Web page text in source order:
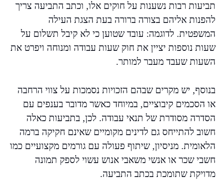
תביעות רבות נשענות על חוקים אלו, וכתב התביעה צריך
להפנות אליהם בצורה ברורה בעת הצגת העילה
המשפטית. לדוגמה: עובד שטוען כי לא קיבל תשלום על
שעות נוספות יציין את חוק שעות עבודה ומנוחה ויפרט את
השעות שעבד מעבר למותר.
בנוסף, יש מקרים שבהם הזכויות נסמכות על צווי הרחבה
או הסכמים קיבוציים, במיוחד כאשר מדובר בענפים עם
הסדרה מסודרת של תנאי עבודה. לכן, בתביעות כאלה
חשוב להתייחס גם לדינים מקומיים שאינם חקיקה ברמה
הלאומית. מניסיון, שיתוף פעולה עם גורמים מקצועיים כמו
חשבי שכר או אנשי משאבי אנוש עשוי לספק תמונה
מדויקת שתומכת בכתב התביעה.